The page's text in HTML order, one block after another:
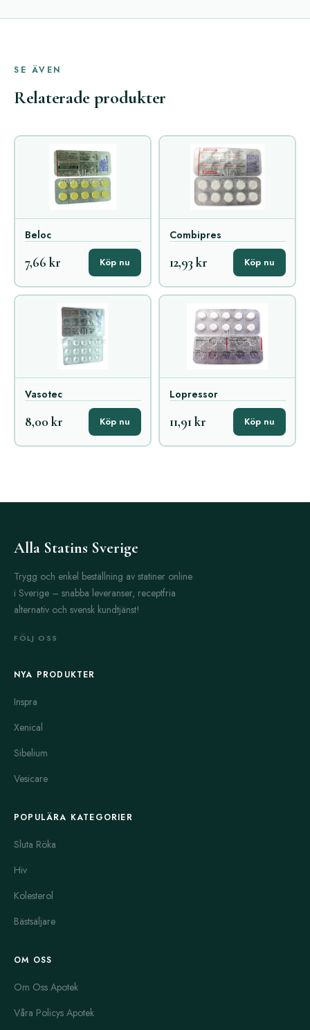
SE ÄVEN
Relaterade produkter
Beloc
7,66 kr Köp nu
Combipres
12,93 kr Köp nu
Vasotec
8,00 kr Köp nu
Lopressor
11,91 kr Köp nu
Alla Statins Sverige
Trygg och enkel beställning av statiner online
i Sverige – snabba leveranser, receptfria
alternativ och svensk kundtjänst!
FÖLJ OSS
NYA PRODUKTER
Inspra
Xenical
Sibelium
Vesicare
POPULÄRA KATEGORIER
Sluta Röka
Hiv
Kolesterol
Bästsäljare
OM OSS
Om Oss Apotek
Våra Policys Apotek